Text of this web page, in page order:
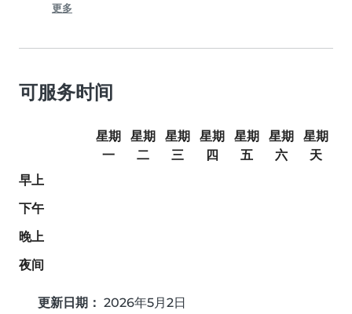
更多
可服务时间
星期
一
星期
二
星期
三
星期
四
星期
五
星期
六
星期
天
早上
下午
晚上
夜间
更新日期： 2026年5月2日